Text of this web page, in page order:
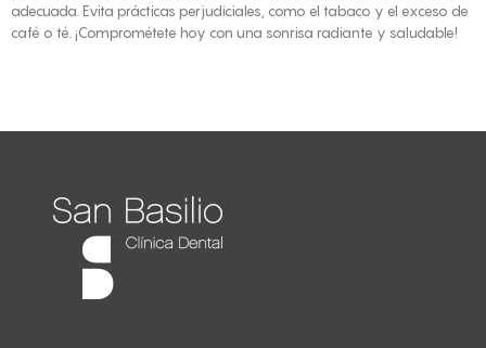
adecuada. Evita prácticas perjudiciales, como el tabaco y el exceso de
café o té. ¡Comprométete hoy con una sonrisa radiante y saludable!